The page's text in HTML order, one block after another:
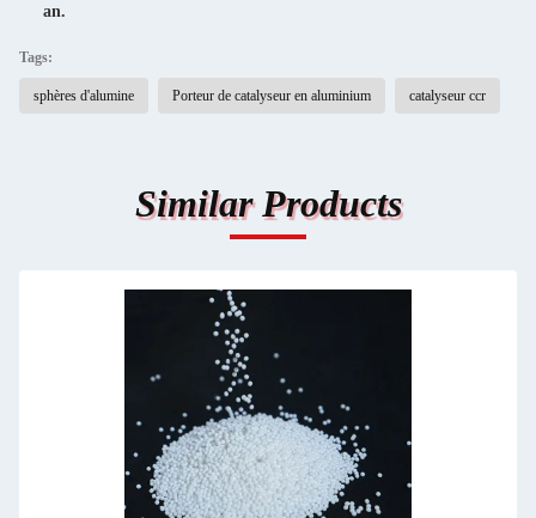
an.
Tags:
sphères d'alumine Porteur de catalyseur en aluminium catalyseur ccr
Similar Products